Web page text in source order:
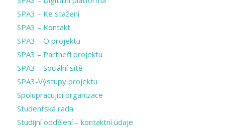
SPA3 – Ke stažení
SPA3 – Kontakt
SPA3 – O projektu
SPA3 – Partneři projektu
SPA3 – Sociální sítě
SPA3-Výstupy projektu
Spolupracující organizace
Studentská rada
Studijní oddělení – kontaktní údaje